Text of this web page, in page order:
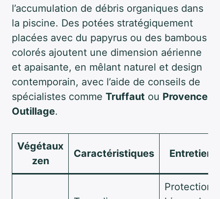
l’accumulation de débris organiques dans
la piscine. Des potées stratégiquement
placées avec du papyrus ou des bambous
colorés ajoutent une dimension aérienne
et apaisante, en mêlant naturel et design
contemporain, avec l’aide de conseils de
spécialistes comme Truffaut ou Provence
Outillage.
Végétaux
zen
Caractéristiques Entretien
Protection